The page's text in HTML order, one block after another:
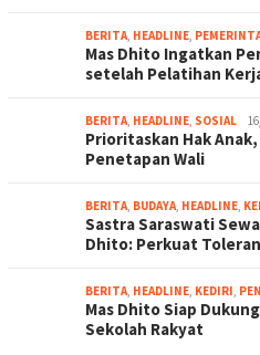
BERITA, HEADLINE,
Mas Dhito Ingatkan
setelah Pelatihan
BERITA, HEADLINE, SOSIAL
Prioritaskan Hak
Penetapan Wali
BERITA, BUDAYA, HEADLINE,
Sastra Saraswati
Dhito: Perkuat
BERITA, HEADLINE, KEDIRI,
Mas Dhito Siap
Sekolah Rakyat